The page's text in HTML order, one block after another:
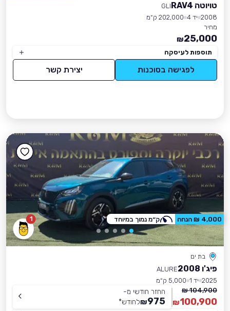
טויוטה RAV4
GLI
2008 יד 4
202,000 ק״מ
מחיר
25,000
₪
תוספות לעיסקה
לפגישה בסוכנות יצירת קשר
1
בת ים
פיג'ו 2008
ALURE
2025 יד 1
5,000 ק״מ
104,900 ₪
100,900
₪
החזר חודשי מ-
975
₪לחודש*
4,000 ₪ הנחה ק״מ נמוך במיוחד